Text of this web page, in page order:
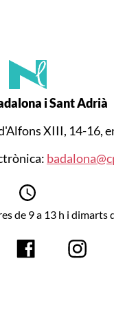
i Sant Adrià
XIII, 14-16,
de 9 a 13 h i dimarts